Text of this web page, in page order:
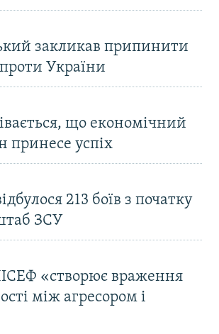
закликав припинити
проти України
що економічний
принесе успіх
213 боїв з початку
ЗСУ
«створює враження
між агресором і